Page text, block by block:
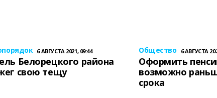
6 АВГУСТА 2021, 09:44
Белорецкого района
свою тещу
Общество 6 АВГУСТА
Оформить
возможно
срока